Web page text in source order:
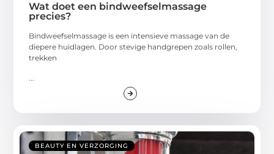
Wat doet een bindweefselmassage
precies?
Bindweefselmassage is een intensieve massage van de
diepere huidlagen. Door stevige handgrepen zoals rollen,
trekken
BEAUTY EN VERZORGING